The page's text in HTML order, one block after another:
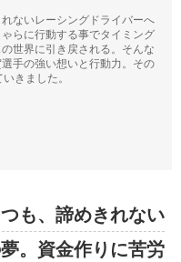
ないレーシングドライバーへ
らに行動する事でタイミング
世界に引き戻される。そんな
手の強い想いと行動力。その
きました。
も、諦めきれない
。資金作りに苦労